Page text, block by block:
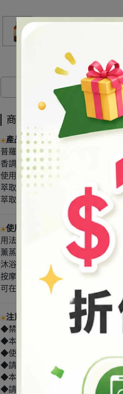
商品介紹
產品說明
普羅旺斯薰衣草 Lavandula
香調屬性：花香調持久留香型薰衣
使用叮嚀：孕婦、嬰兒避免使用
萃取部位：花
萃取方式：蒸餾
使用方式
用法：供添加、調製化粧品用。
薰蒸法：薰蒸台上座加滿水後可滴
沐浴法：將8～10滴精油滴入浴盆
按摩法：可將精油以1：100的比例
可在棉布或手帕滴上數滴精油，置
注意事項
◆禁止用於食品。
◆本產品為原料，須稀釋後始可使
◆使用本產品前，建議請先做局部
◆請避光保存於陰涼處，保持瓶蓋
◆本產品僅供外用，使用後若感不
◆請依個人肌膚狀況調整產品比例